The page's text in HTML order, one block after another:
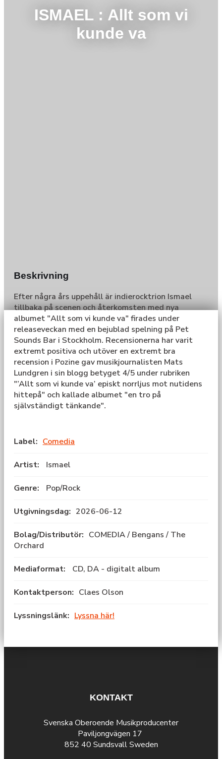
ISMAEL : Allt som vi
kunde va
Beskrivning
Efter några års uppehåll är indierocktrion Ismael
tillbaka på scenen och återkomsten med nya
albumet "Allt som vi kunde va" firades under
releaseveckan med en bejublad spelning på Pet
Sounds Bar i Stockholm. Recensionerna har varit
extremt positiva och utöver en extremt bra
recension i Pozine gav musikjournalisten Mats
Lundgren i sin blogg betyget 4/5 under rubriken
"’Allt som vi kunde va’ episkt norrljus mot nutidens
hittepå" och kallade albumet "en tro på
självständigt tänkande".
Label: Comedia
Artist: Ismael
Genre: Pop/Rock
Utgivningsdag: 2026-06-12
Bolag/Distributör: COMEDIA / Bengans / The
Orchard
Mediaformat: CD, DA - digitalt album
Kontaktperson: Claes Olson
Lyssningslänk: Lyssna här!
KONTAKT
Svenska Oberoende Musikproducenter
Paviljongvägen 17
852 40 Sundsvall Sweden